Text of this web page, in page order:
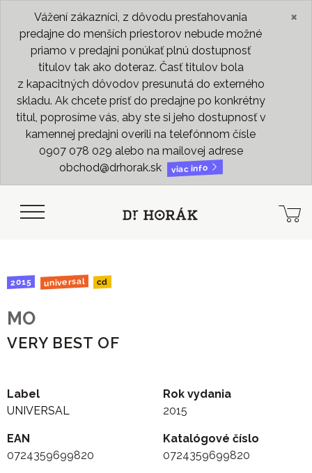
Vážení zákazníci, z dôvodu presťahovania
predajne do menších priestorov nebude možné
priamo v predajni ponúkať plnú dostupnosť
titulov tak ako doteraz. Časť titulov bola
z kapacitných dôvodov presunutá do externého
skladu. Ak chcete prísť do predajne po konkrétny
titul, poprosíme vás, aby ste si jeho dostupnosť v
kamennej predajni overili na telefónnom čísle
0907 078 029 alebo na mailovej adrese
obchod@drhorak.sk
viac info
×
2015 universal cd
MO
VERY BEST OF
Label
UNIVERSAL
Rok vydania
2015
EAN
0724359699820
Katalógové číslo
0724359699820